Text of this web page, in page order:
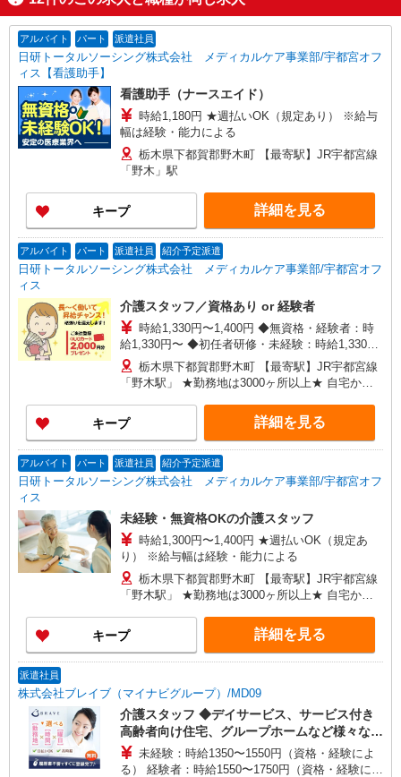
掲載期間終了
アルバイト パート 派遣社員
日研トータルソーシング株式会社 メディカルケア事業部/宇都宮オフ
ィス【看護助手】
看護助手（ナースエイド）
時給1,180円 ★週払いOK（規定あり） ※給与
幅は経験・能力による
栃木県下都賀郡野木町 【最寄駅】JR宇都宮線
「野木」駅
キープ 詳細を見る
アルバイト パート 派遣社員 紹介予定派遣
日研トータルソーシング株式会社 メディカルケア事業部/宇都宮オフ
ィス
介護スタッフ／資格あり or 経験者
時給1,330円〜1,400円 ◆無資格・経験者：時
給1,330円〜 ◆初任者研修・未経験：時給1,330
円〜 ◆初任者研修・経験者：時給1,350円〜 ◆介
護福祉士：時給1,400円〜 ※経験者は3ヶ月以上 ※
給与幅は経験・能力による ★週払いOK（規定あ
り）
栃木県下都賀郡野木町 【最寄駅】JR宇都宮線
「野木駅」 ★勤務地は3000ヶ所以上★ 自宅から
下さい！！
キープ 詳細を見る
アルバイト パート 派遣社員 紹介予定派遣
日研トータルソーシング株式会社 メディカルケア事業部/宇都宮オフ
ィス
未経験・無資格OKの介護スタッフ
時給1,300円〜1,400円 ★週払いOK（規定あ
り） ※給与幅は経験・能力による
栃木県下都賀郡野木町 【最寄駅】JR宇都宮線
「野木駅」 ★勤務地は3000ヶ所以上★ 自宅から
下さい！！
キープ 詳細を見る
派遣社員
株式会社ブレイブ（マイナビグループ）/MD09
介護スタッフ ◆デイサービス、サービス付き
高齢者向け住宅、グループホームなど様々な勤
務先から選べます。
未経験：時給1350〜1550円（資格・経験によ
る） 経験者：時給1550〜1750円（資格・経験によ